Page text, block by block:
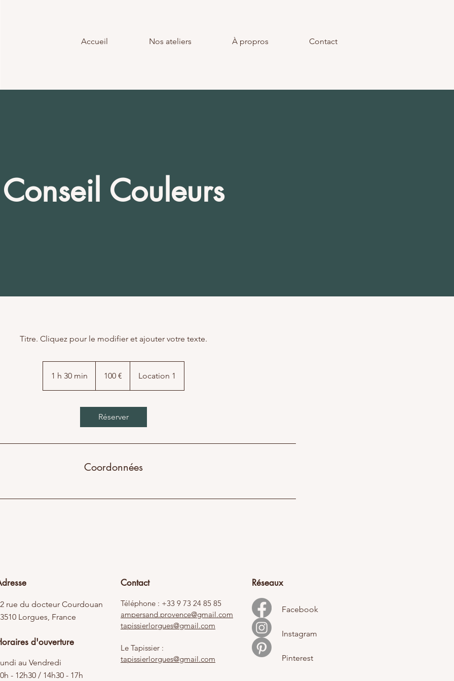
Accueil Nos ateliers À propros Contact
Conseil Couleurs
Titre. Cliquez pour le modifier et ajouter votre texte.
1 h 30 min
3
100 € Location 1
Réserver
Coordonnées
rue du docteur Courdouan
Lorgues, France
d'ouverture
au Vendredi
- 12h30 / 14h30 - 17h
Contact
Téléphone : +33 9 73 24 85 85
ampersand.provence@gmail.com
tapissierlorgues@gmail.com
Le Tapissier :
tapissierlorgues@gmail.com
Réseaux
Facebook
Instagram
Pinterest